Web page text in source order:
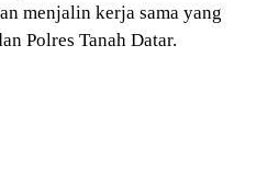
menjalin kerja sama yang
Polres Tanah Datar.